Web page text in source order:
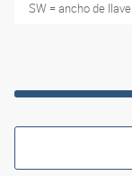
SW = ancho de llave